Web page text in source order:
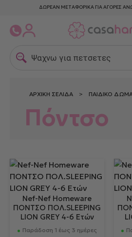
ΔΩΡΕΑΝ ΜΕΤΑΦΟΡΙΚΑ ΓΙΑ ΑΓΟΡΕΣ
Ψαχνω για πετσετες θαλα
ΑΡΧΙΚΉ ΣΕΛΊΔΑ > ΠΑΙΔΙΚΌ
Πόντσο
Nef-Nef Homeware
ΠΟΝΤΣΟ ΠΟΛ.SLEEPING
LION GREY 4-6 Ετών
Παράδοση 1 έως 3 ημέρες